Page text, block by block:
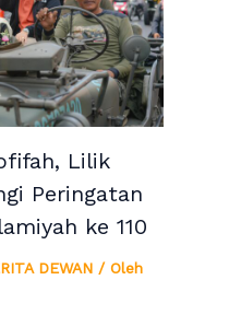
Lilik
Peringatan
ke 110
DEWAN / Oleh